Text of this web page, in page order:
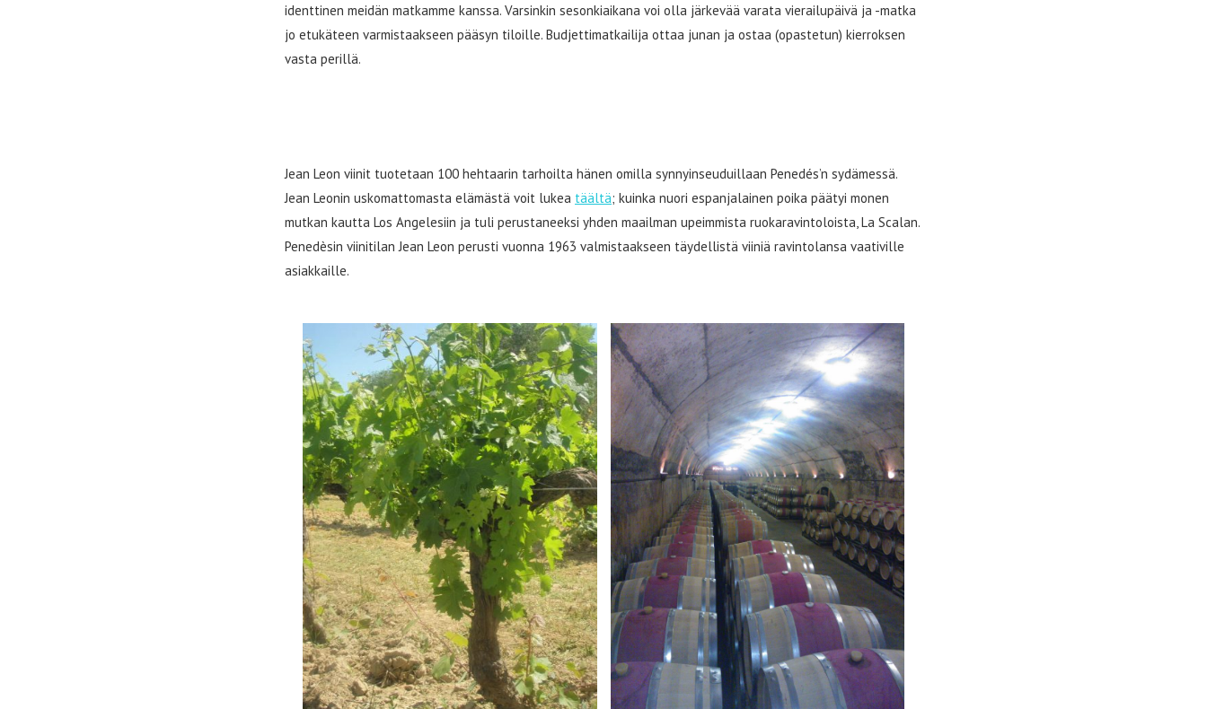
identtinen meidän matkamme kanssa. Varsinkin sesonkiaikana voi olla järkevää varata vierailupäivä ja -matka
jo etukäteen varmistaakseen pääsyn tiloille. Budjettimatkailija ottaa junan ja ostaa (opastetun) kierroksen
vasta perillä.
Jean Leon viinit tuotetaan 100 hehtaarin tarhoilta hänen omilla synnyinseuduillaan Penedés’n sydämessä.
Jean Leonin uskomattomasta elämästä voit lukea täältä; kuinka nuori espanjalainen poika päätyi monen
mutkan kautta Los Angelesiin ja tuli perustaneeksi yhden maailman upeimmista ruokaravintoloista, La Scalan.
Penedèsin viinitilan Jean Leon perusti vuonna 1963 valmistaakseen täydellistä viiniä ravintolansa vaativille
asiakkaille.